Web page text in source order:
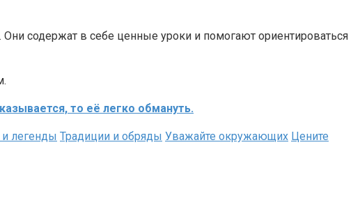
содержат в себе ценные уроки и помогают ориентироваться
то её легко обмануть.
и легенды Традиции и обряды Уважайте окружающих Цените